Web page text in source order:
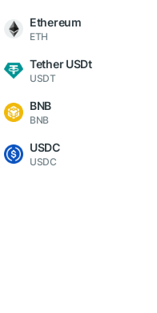
Ethereum
ETH
Tether USDt
USDT
BNB
BNB
USDC
USDC